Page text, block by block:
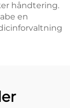
håndtering.
en